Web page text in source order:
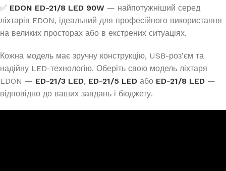
✅ EDON ED-21/8 LED 90W — найпотужніший серед
ліхтарів EDON, ідеальний для професійного використання
на великих просторах або в екстрених ситуаціях.
Кожна модель має зручну конструкцію, USB-роз’єм та
надійну LED-технологію. Оберіть свою модель ліхтаря
EDON — ED-21/3 LED, ED-21/5 LED або ED-21/8 LED —
відповідно до ваших завдань і бюджету.